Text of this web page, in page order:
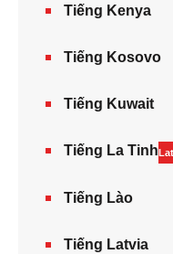
Tiếng Kenya
Tiếng Kosovo
Tiếng Kuwait
Tiếng La Tinh
Tiếng Lào
Tiếng Latvia